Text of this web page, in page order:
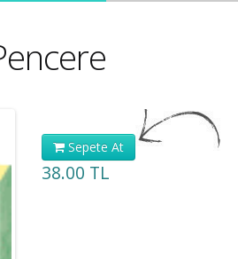
Sepete At
38.00 TL